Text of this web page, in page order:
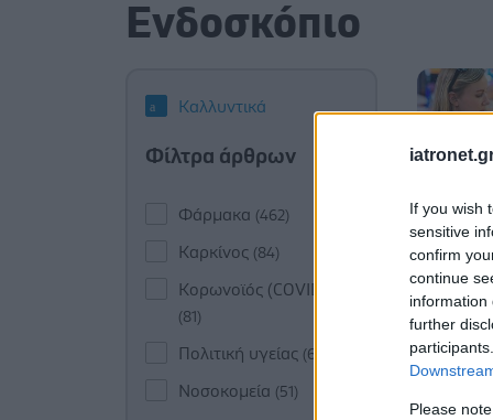
If you wish
sensitive
confirm
continue
information
further
Please
Ενδοσκόπιο
Καλλυντικά
Φίλτρα άρθρων
Φάρμακα (462)
Καρκίνος (84)
Κορωνοϊός (COVID-19)
(81)
Πολιτική υγείας (60)
Νοσοκομεία (51)